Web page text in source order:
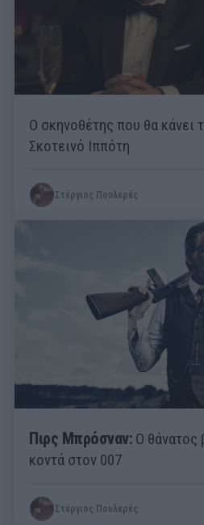
Ο σκηνοθέτης που θα κάνει
Σκοτεινό Ιππότη
Στέργιος Πουλερές
Πιρς Μπρόσναν: Ο θάνατος
κοντά στον 007
Στέργιος Πουλερές